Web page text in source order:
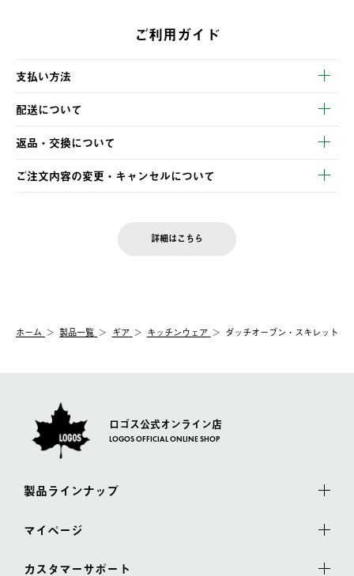
ご利用ガイド
支払い方法
以下のいずれかの方法でお支払いいただけます。
・クレジットカード決済
・コンビニ決済
・Pay-easy決済
配送について
【発送スケジュール】
ご注文・ご入金完了より2営業日以内に商品を発送いたします。
土日祝の発送はございませんので、木曜日以降のご注文は週明け
の発送となる場合がございます。
【配送業者】
佐川急便にて配送されます。
返品・交換について
※お客様都合の場合
お客様都合の返品にかかる送料は、お客様ご負担とさせていただ
一度お手元の商品を返品いただき、ご希望商品を再注文してくだ
ご注文内容の変更・キャンセルについて
LOGOS FAMILY会員の方は、会員マイページ内 購入履歴画面に
詳細はこちら
ホーム 製品一覧 ギア キッチンウェア ダッチオーブン・スキレット
ロゴス公式オンライン店
LOGOS OFFICIAL ONLINE SHOP
製品ラインナップ
マイページ
カスタマーサポート